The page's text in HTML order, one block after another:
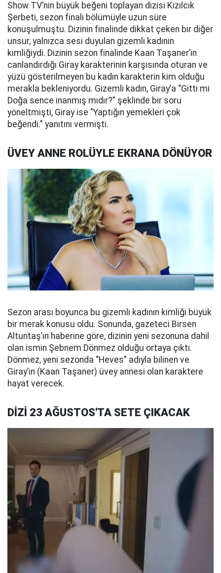
Show TV’nin büyük beğeni toplayan dizisi Kızılcık
Şerbeti, sezon finali bölümüyle uzun süre
konuşulmuştu. Dizinin finalinde dikkat çeken bir diğer
unsur, yalnızca sesi duyulan gizemli kadının
kimliğiydi. Dizinin sezon finalinde Kaan Taşaner’in
canlandırdığı Giray karakterinin karşısında oturan ve
yüzü gösterilmeyen bu kadın karakterin kim olduğu
merakla bekleniyordu. Gizemli kadın, Giray’a “Gitti mi
Doğa sence inanmış mıdır?” şeklinde bir soru
yöneltmişti, Giray ise "Yaptığın yemekleri çok
beğendi." yanıtını vermişti.
ÜVEY ANNE ROLÜYLE EKRANA DÖNÜYOR
Sezon arası boyunca bu gizemli kadının kimliği büyük
bir merak konusu oldu. Sonunda, gazeteci Birsen
Altuntaş’ın haberine göre, dizinin yeni sezonuna dahil
olan ismin Şebnem Dönmez olduğu ortaya çıktı.
Dönmez, yeni sezonda “Heves” adıyla bilinen ve
Giray’ın (Kaan Taşaner) üvey annesi olan karaktere
hayat verecek.
DİZİ 23 AĞUSTOS'TA SETE ÇIKACAK